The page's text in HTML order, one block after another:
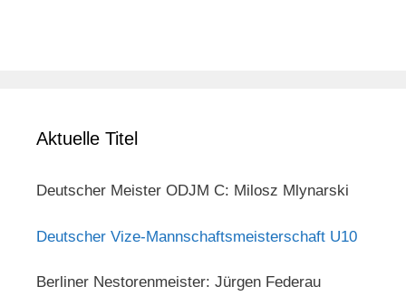
Aktuelle Titel
Deutscher Meister ODJM C: Milosz Mlynarski
Deutscher Vize-Mannschaftsmeisterschaft U10
Berliner Nestorenmeister: Jürgen Federau